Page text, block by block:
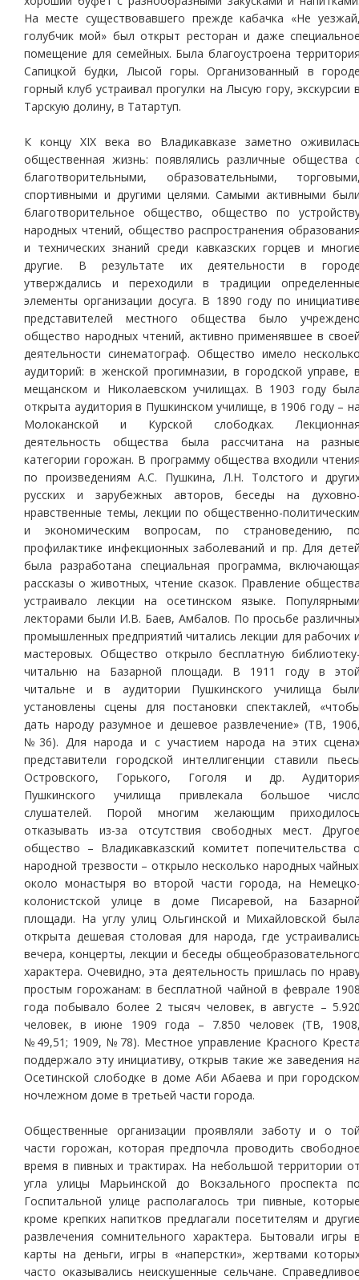
На месте существовавшего прежде кабачка «Не
голубчик мой» был открыт ресторан и даже
помещение для семейных. Была благоустроена
Сапицкой будки, Лысой горы. Организованный в
горный клуб устраивал прогулки на Лысую гору, экскурсии
Тарскую долину, в Татартуп.
К концу XIX века во Владикавказе заметно
общественная жизнь: появлялись различные общества
благотворительными, образовательными,
спортивными и другими целями. Самыми активными
благотворительное общество, общество по
народных чтений, общество распространения
и технических знаний среди кавказских горцев и
другие. В результате их деятельности в
утверждались и переходили в традиции
элементы организации досуга. В 1890 году по
представителей местного общества было
общество народных чтений, активно применявшее в
деятельности синематограф. Общество имело
аудиторий: в женской прогимназии, в городской управе,
мещанском и Николаевском училищах. В 1903 году
открыта аудитория в Пушкинском училище, в 1906 году –
Молоканской и Курской слободках.
деятельность общества была рассчитана на
категории горожан. В программу общества входили
по произведениям А.С. Пушкина, Л.Н. Толстого и
русских и зарубежных авторов, беседы на
нравственные темы, лекции по общественно-
и экономическим вопросам, по страноведению,
профилактике инфекционных заболеваний и пр. Для
была разработана специальная программа,
рассказы о животных, чтение сказок. Правление
устраивало лекции на осетинском языке.
лекторами были И.В. Баев, Амбалов. По просьбе
промышленных предприятий читались лекции для рабочих
мастеровых. Общество открыло бесплатную
читальню на Базарной площади. В 1911 году в
читальне и в аудитории Пушкинского училища
установлены сцены для постановки спектаклей,
дать народу разумное и дешевое развлечение» (ТВ,
№36). Для народа и с участием народа на этих
представители городской интеллигенции ставили
Островского, Горького, Гоголя и др.
Пушкинского училища привлекала большое
слушателей. Порой многим желающим
отказывать из-за отсутствия свободных мест.
общество – Владикавказский комитет попечительства
народной трезвости – открыло несколько народных
около монастыря во второй части города, на
колонистской улице в доме Писаревой, на
площади. На углу улиц Ольгинской и Михайловской
открыта дешевая столовая для народа, где
вечера, концерты, лекции и беседы
характера. Очевидно, эта деятельность пришлась по
простым горожанам: в бесплатной чайной в феврале
года побывало более 2 тысяч человек, в августе –
человек, в июне 1909 года – 7.850 человек (ТВ,
№49,51; 1909, №78). Местное управление Красного
поддержало эту инициативу, открыв такие же заведения
Осетинской слободке в доме Аби Абаева и при
ночлежном доме в третьей части города.
Общественные организации проявляли заботу и о
части горожан, которая предпочла проводить
время в пивных и трактирах. На небольшой территории
угла улицы Марьинской до Вокзального проспекта
Госпитальной улице располагалось три пивные,
кроме крепких напитков предлагали посетителям и
развлечения сомнительного характера. Бытовали игры
карты на деньги, игры в «наперстки», жертвами
часто оказывались неискушенные сельчане.